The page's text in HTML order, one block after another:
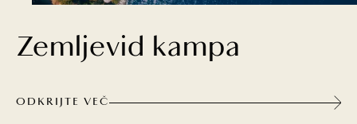
Zemljevid kampa
ODKRIJTE VEČ